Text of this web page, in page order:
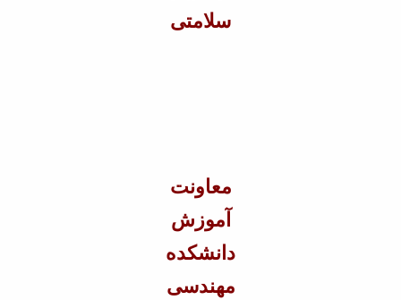
سلامتی
معاونت
آموزش
دانشکده
مهندسی